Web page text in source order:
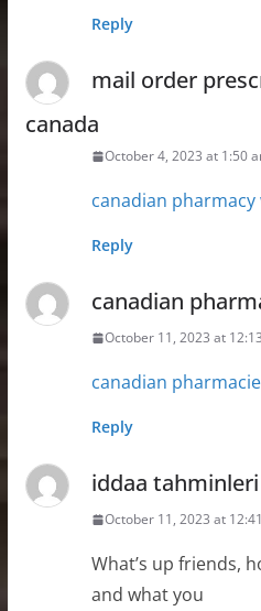
Reply
mail order
canada
October 4, 2023 at 1:50
canadian
Reply
canadian
October 11, 2023 at
canadian
Reply
iddaa tahminleri
October 11, 2023 at
What’s up friends,
and what you